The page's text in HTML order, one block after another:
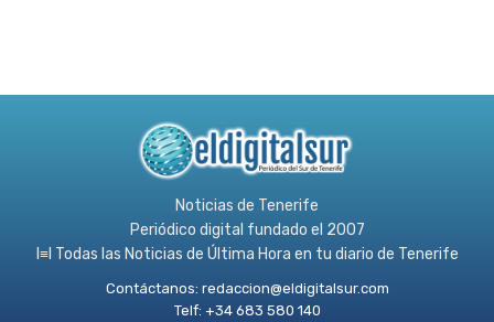
Noticias de Tenerife
Periódico digital fundado el 2007
l≡l Todas las Noticias de Última Hora en tu diario de Tenerife
Contáctanos: redaccion@eldigitalsur.com
Telf: +34 683 580 140